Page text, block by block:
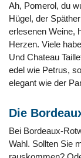
Ah, Pomerol, du
Hügel, der
erlesenen Weine,
Herzen. Viele
Und Chateau
edel wie Petrus,
elegant wie der
Die
Bei Bordeaux-
Wahl. Sollten Sie